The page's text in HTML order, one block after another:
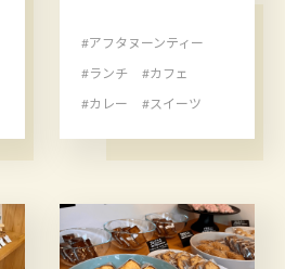
#アフタヌーンティー
#ランチ
#カフェ
#カレー
#スイーツ